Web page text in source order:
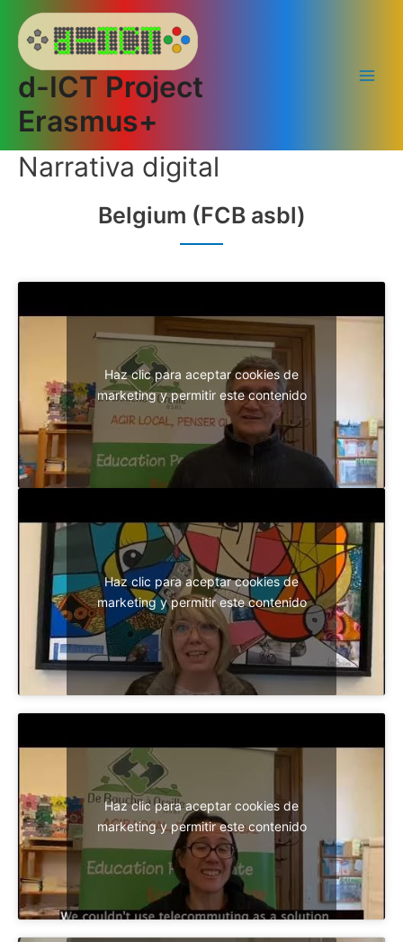
contenido
d-ICT Project
Erasmus+
Narrativa digital
Belgium (FCB asbl)
Haz clic para aceptar cookies de
marketing y permitir este contenido
Haz clic para aceptar cookies de
marketing y permitir este contenido
Haz clic para aceptar cookies de
marketing y permitir este contenido